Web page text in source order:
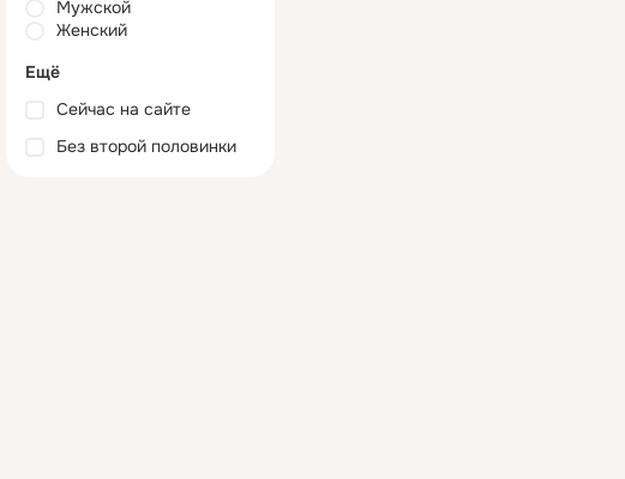
Мужской
Женский
Ещё
Сейчас на сайте
Без второй половинки